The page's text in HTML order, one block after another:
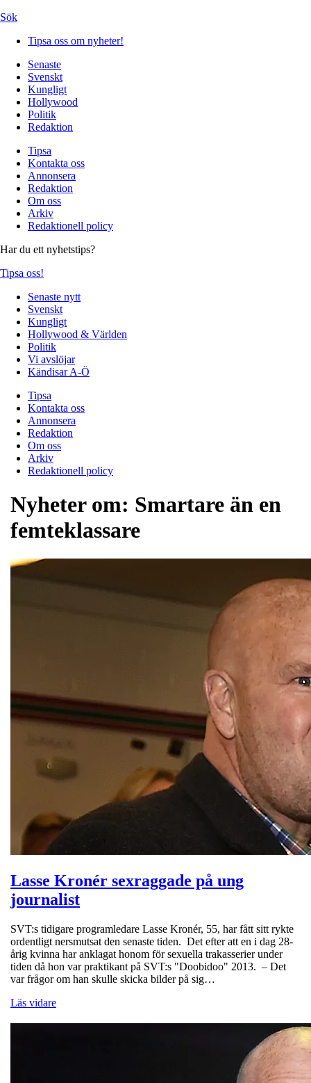
Sök
Tipsa oss om nyheter!
Senaste
Svenskt
Kungligt
Hollywood
Politik
Redaktion
Tipsa
Kontakta oss
Annonsera
Redaktion
Om oss
Arkiv
Redaktionell policy
Har du ett nyhetstips?
Tipsa oss!
Senaste nytt
Svenskt
Kungligt
Hollywood & Världen
Politik
Vi avslöjar
Kändisar A-Ö
Tipsa
Kontakta oss
Annonsera
Redaktion
Om oss
Arkiv
Redaktionell policy
Nyheter om: Smartare än en
femteklassare
Lasse Kronér sexraggade på ung
journalist
SVT:s tidigare programledare Lasse Kronér, 55, har fått sitt rykte
ordentligt nersmutsat den senaste tiden. Det efter att en i dag 28-
årig kvinna har anklagat honom för sexuella trakasserier under
tiden då hon var praktikant på SVT:s "Doobidoo" 2013. – Det
var frågor om han skulle skicka bilder på sig…
Läs vidare